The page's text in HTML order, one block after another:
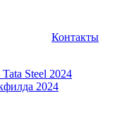
Контакты
Steel 2024
2024